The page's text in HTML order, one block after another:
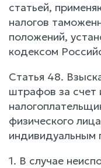
статьей,
налогов
положений,
кодексом
Статья 48.
штрафов за счет
физического
индивидуальным
1. В случае